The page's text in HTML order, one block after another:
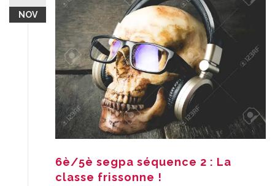
NOV
6è/5è segpa séquence 2 : La
classe frissonne !